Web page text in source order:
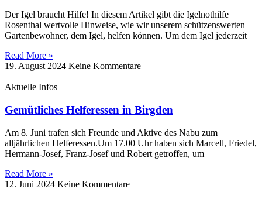
Der Igel braucht Hilfe! In diesem Artikel gibt die Igelnothilfe
Rosenthal wertvolle Hinweise, wie wir unserem schützenswerten
Gartenbewohner, dem Igel, helfen können. Um dem Igel jederzeit
Read More »
19. August 2024 Keine Kommentare
Aktuelle Infos
Gemütliches Helferessen in Birgden
Am 8. Juni trafen sich Freunde und Aktive des Nabu zum
alljährlichen Helferessen.Um 17.00 Uhr haben sich Marcell, Friedel,
Hermann-Josef, Franz-Josef und Robert getroffen, um
Read More »
12. Juni 2024 Keine Kommentare